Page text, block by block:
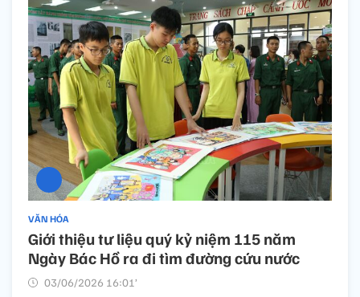
VĂN HÓA
Giới thiệu tư liệu quý kỷ niệm 115 năm
Ngày Bác Hồ ra đi tìm đường cứu nước
03/06/2026 16:01’